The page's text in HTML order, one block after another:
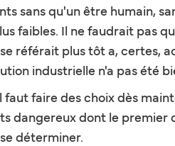
sans qu'un être humain,
faibles. Il ne faudrait pas
référait plus tôt a, certes,
industrielle n'a pas été
faut faire des choix dès
dont le premier
déterminer.